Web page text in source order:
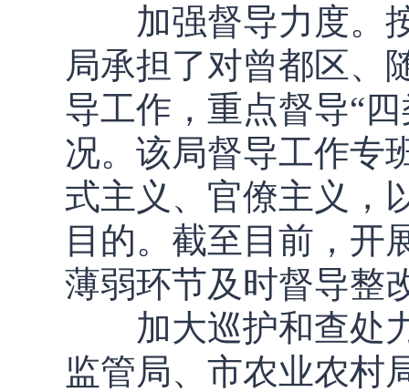
加强督导力度。按
局承担了对曾都区、
导工作，重点督导“
况。该局督导工作专
式主义、官僚主义，
目的。截至目前，开
薄弱环节及时督导整
加大巡护和查处力
监管局、市农业农村